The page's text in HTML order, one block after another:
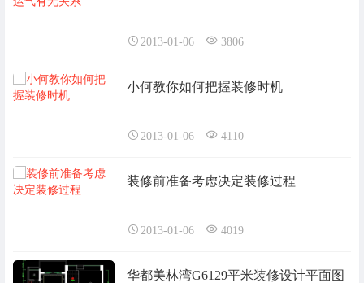
2013-01-06 3806
小何教你如何把握装修时机
2013-01-06 4110
装修前准备考虑决定装修过程
2013-01-06 4019
华都美林湾G6129平米装修设计平面图